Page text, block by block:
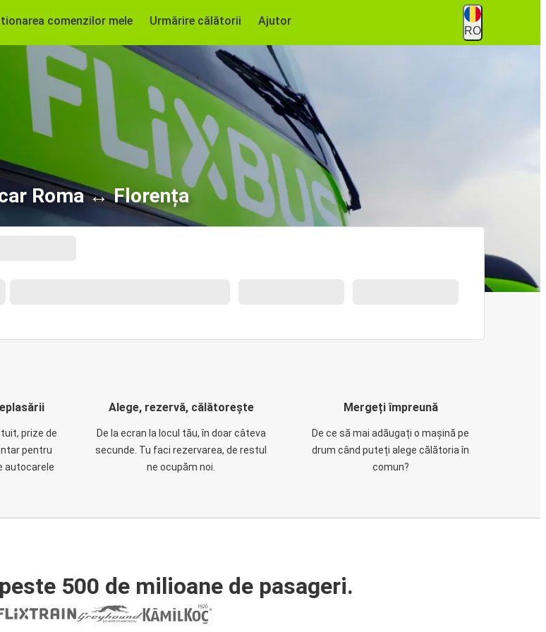
comenzilor mele Urmărire călătorii Ajutor
RO
Roma ↔ Florența
prize de
pentru
autocarele
Alege, rezervă, călătorește
De la ecran la locul tău, în doar câteva
secunde. Tu faci rezervarea, de restul
ne ocupăm noi.
Mergeți împreună
De ce să mai adăugați o mașină pe
drum când puteți alege călătoria în
comun?
500 de milioane de pasageri.